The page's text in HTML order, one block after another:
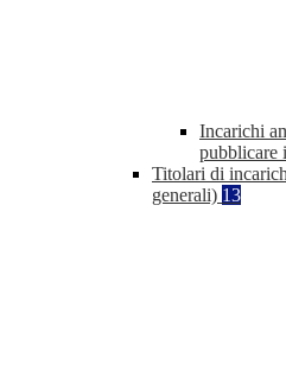
Incarichi
pubblicare
Titolari di
generali) 13